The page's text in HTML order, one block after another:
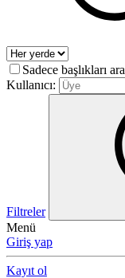
Sadece başlıkları ara
Kullanıcı:
Filtreler
Menü
Giriş yap
Kayıt ol